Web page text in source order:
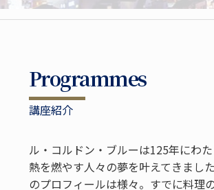
Programmes
講座紹介
ル・コルドン・ブルーは125年にわ
熱を燃やす人々の夢を叶えてきまし
のプロフィールは様々。すでに料理